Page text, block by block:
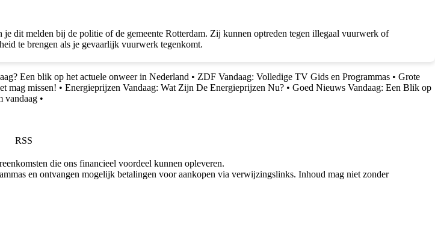
dit melden bij de politie of de gemeente Rotterdam. Zij kunnen optreden tegen illegaal vuurwerk of
te brengen als je gevaarlijk vuurwerk tegenkomt.
Een blik op het actuele onweer in Nederland • ZDF Vandaag: Volledige TV Gids en Programmas • Grote
mag missen! • Energieprijzen Vandaag: Wat Zijn De Energieprijzen Nu? • Goed Nieuws Vandaag: Een Blik op
vandaag •
RSS
die ons financieel voordeel kunnen opleveren.
en ontvangen mogelijk betalingen voor aankopen via verwijzingslinks. Inhoud mag niet zonder